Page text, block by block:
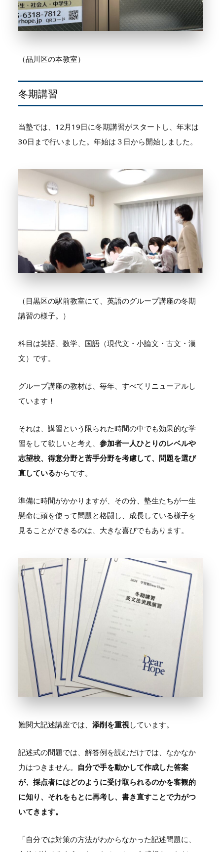
（品川区の本教室）
冬期講習
当塾では、12月19日に冬期講習がスタートし、年末は
30日まで行いました。年始は３日から開始しました。
（目黒区の駅前教室にて、英語のグループ講座の冬期
講習の様子。）
科目は英語、数学、国語（現代文・小論文・古文・漢
文）です。
グループ講座の教材は、毎年、すべてリニューアルし
ています！
それは、講習という限られた時間の中でも効果的な学
習をして欲しいと考え、 参加者一人ひとりのレベルや
志望校、得意分野と苦手分野を考慮して、問題を選び
直しているからです。
準備に時間がかかりますが、その分、塾生たちが一生
懸命に頭を使って問題と格闘し、成長している様子を
見ることができるのは、大きな喜びでもあります。
難関大記述講座では、 添削を重視しています。
記述式の問題では、解答例を読むだけでは、なかなか
力はつきません。 自分で手を動かして作成した答案
が、採点者にはどのように受け取られるのかを客観的
に知り、それをもとに再考し、書き直すことで力がつ
いてきます。
「自分では対策の方法がわからなかった記述問題に、